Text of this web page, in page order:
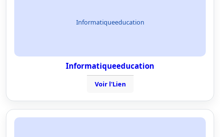
Informatiqueeducation
Informatiqueeducation
Voir l'Lien